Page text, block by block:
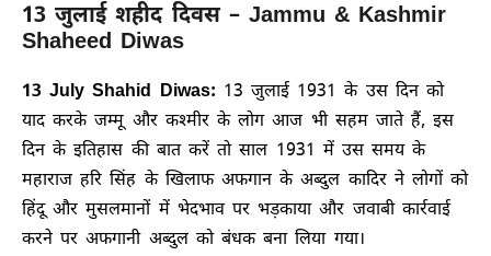
13 जुलाई शहीद दिवस – Jammu & Kashmir
Shaheed Diwas
13 July Shahid Diwas: 13 जुलाई 1931 के उस दिन को
याद करके जम्मू और कश्मीर के लोग आज भी सहम जाते हैं, इस
दिन के इतिहास की बात करें तो साल 1931 में उस समय के
महाराज हरि सिंह के खिलाफ अफगान के अब्दुल कादिर ने लोगों को
हिंदू और मुसलमानों में भेदभाव पर भड़काया और जवाबी कार्रवाई
करने पर अफगानी अब्दुल को बंधक बना लिया गया।